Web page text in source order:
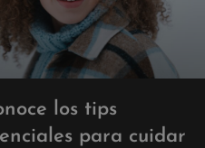
los tips
para cuidar